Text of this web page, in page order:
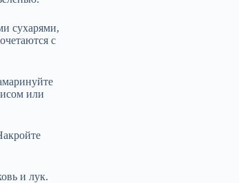
сухарями,
с
или
и лук.